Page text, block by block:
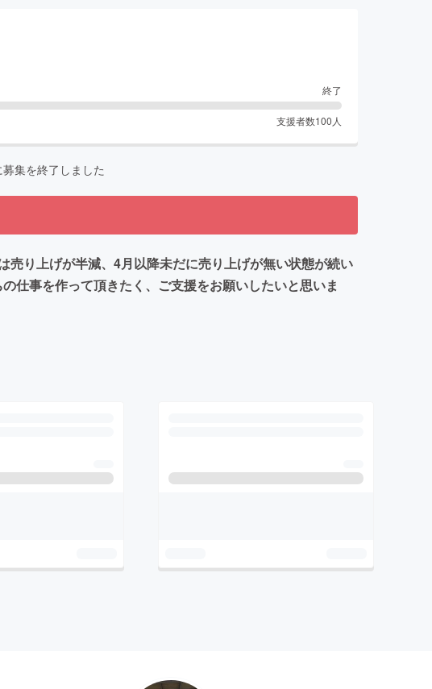
終了
支援者数100 人
募集を終了しました
り上げが半減、4月以降未だに売り上げが無い状態が続い
仕事を作って頂きたく、ご支援をお願いしたいと思いま